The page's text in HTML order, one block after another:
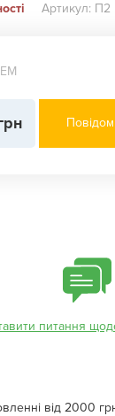
Артикул: П2
питання
від 2000